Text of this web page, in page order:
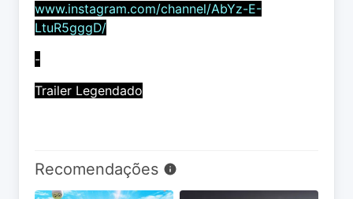
www.instagram.com/channel/AbYz-E-
LtuR5gggD/
-
Trailer Legendado
Recomendações